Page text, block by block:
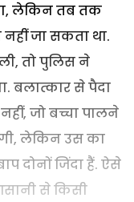
लेकिन तब तक
नहीं जा सकता था.
तो पुलिस ने
बलात्कार से पैदा
जो बच्चा पालने
लेकिन उस का
दोनों जिंदा हैं. ऐसे
से किसी